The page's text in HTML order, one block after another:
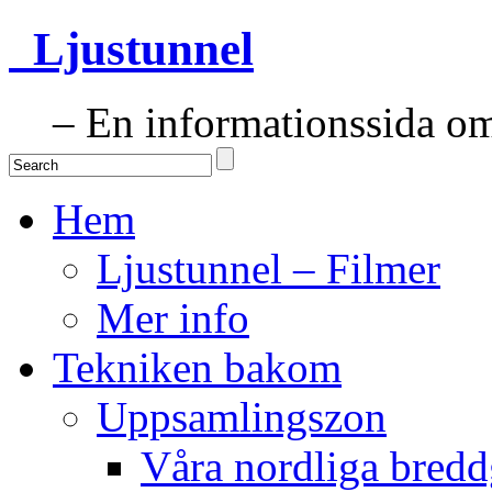
Ljustunnel
– En informationssida
Hem
Ljustunnel – Filmer
Mer info
Tekniken bakom
Uppsamlingszon
Våra nordliga